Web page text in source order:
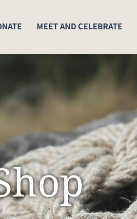
MEET AND CELEBRATE